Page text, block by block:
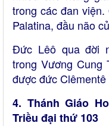
trong các đan
Palatina, đầu não
Đức Lêô qua đời
trong Vương Cung
được đức
4. Thánh Giáo
Triều đại thứ 103